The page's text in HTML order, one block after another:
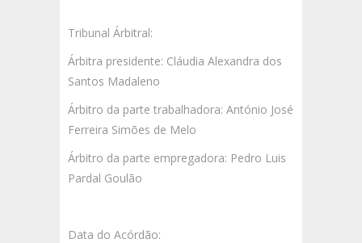
Tribunal Árbitral:
Árbitra presidente: Cláudia Alexandra dos
Santos Madaleno
Árbitro da parte trabalhadora: António José
Ferreira Simões de Melo
Árbitro da parte empregadora: Pedro Luis
Pardal Goulão
Data do Acórdão: